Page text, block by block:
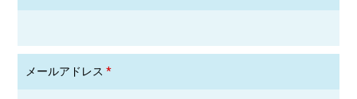
メールアドレス*